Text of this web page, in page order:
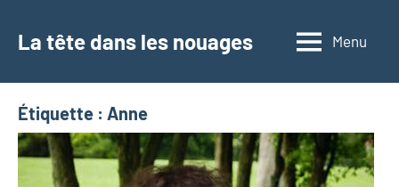
La tête dans les nouages Menu
Étiquette : Anne